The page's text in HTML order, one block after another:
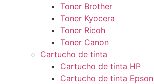
Toner Brother
Toner Kyocera
Toner Ricoh
Toner Canon
Cartucho de tinta
Cartucho de tinta HP
Cartucho de tinta Epson